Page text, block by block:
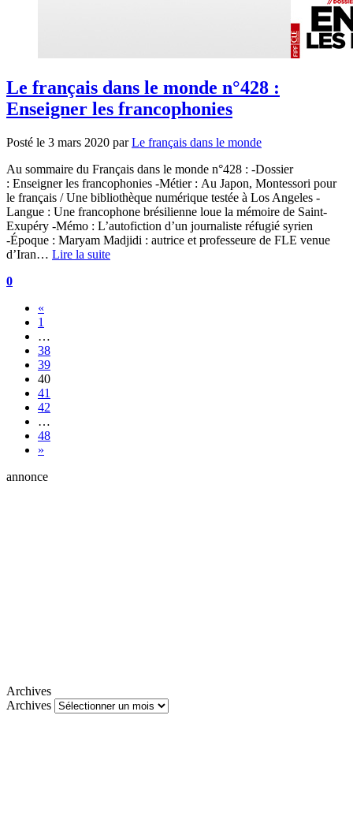
Le français dans le monde n°428 :
Enseigner les francophonies
Posté le 3 mars 2020 par Le français dans le monde
Au sommaire du Français dans le monde n°428 : -Dossier
: Enseigner les francophonies -Métier : Au Japon, Montessori pour
le français / Une bibliothèque numérique testée à Los Angeles -
Langue : Une francophone brésilienne loue la mémoire de Saint-
Exupéry -Mémo : L’autofiction d’un journaliste réfugié syrien
-Époque : Maryam Madjidi : autrice et professeure de FLE venue
d’Iran… Lire la suite
0
«
1
…
38
39
40
41
42
…
48
»
annonce
Archives
Archives